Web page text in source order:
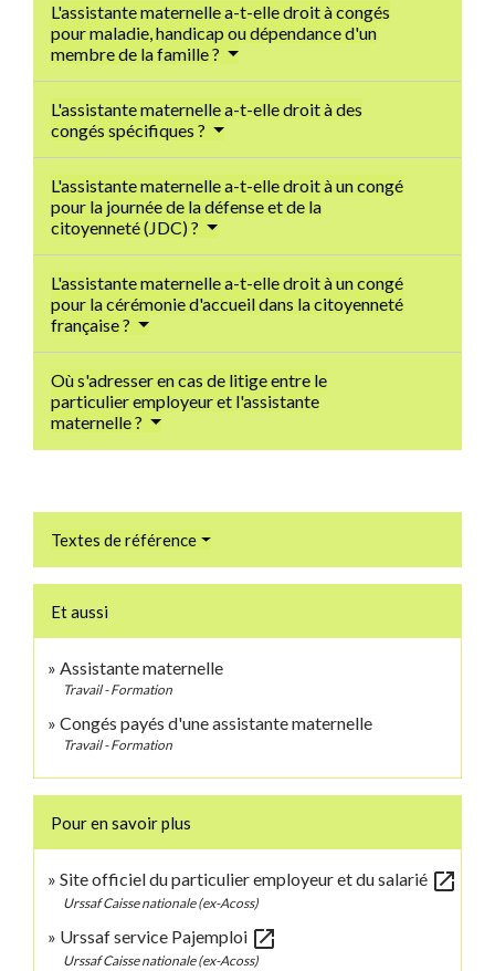
L'assistante maternelle a-t-elle droit à congés
pour maladie, handicap ou dépendance d'un
membre de la famille ?
L'assistante maternelle a-t-elle droit à des
congés spécifiques ?
L'assistante maternelle a-t-elle droit à un congé
pour la journée de la défense et de la
citoyenneté (JDC) ?
L'assistante maternelle a-t-elle droit à un congé
pour la cérémonie d'accueil dans la citoyenneté
française ?
Où s'adresser en cas de litige entre le
particulier employeur et l'assistante
maternelle ?
Textes de référence
Et aussi
Assistante maternelle
Travail - Formation
Congés payés d'une assistante maternelle
Travail - Formation
Pour en savoir plus
Site officiel du particulier employeur et du salarié open_in_new
Urssaf Caisse nationale (ex-Acoss)
Urssaf service Pajemploi open_in_new
Urssaf Caisse nationale (ex-Acoss)